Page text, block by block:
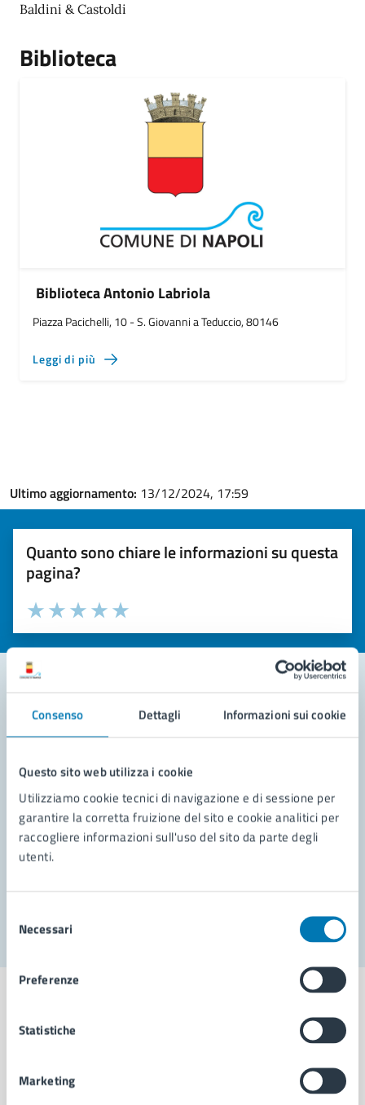
Consenso Dettagli Informazioni sui cookie
Questo sito web utilizza i cookie
Utilizziamo cookie tecnici di navigazione e di sessione per
garantire la corretta fruizione del sito e cookie analitici per
raccogliere informazioni sull'uso del sito da parte degli
utenti.
delNecessari
Preferenze
Statistiche
Marketing
Baldini & Castoldi
Biblioteca
Biblioteca Antonio Labriola
Piazza Pacichelli, 10 - S. Giovanni a Teduccio, 80146
Leggi di più
Ultimo aggiornamento: 13/12/2024, 17:59
Quanto sono chiare le informazioni su questa
pagina?
Valuta la chiarezza delle informazioni (da 1 a 5 stelle)
Seleziona il numero di stelle per valutare la chiarezza delle
Valuta 5 stelle su 5
Valuta 4 stelle su 5
Valuta 3 stelle su 5
Valuta 2 stelle su 5
Valuta 1 stelle su 5
Contatta il comune
Richiedi assistenza
Prenota appuntamento
Problemi in città